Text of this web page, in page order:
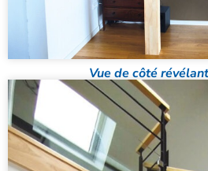
Vue de côté